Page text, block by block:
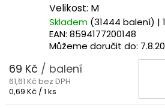
Velikost: M
Skladem (31444 balení) |
EAN: 8594177200148
Můžeme doručit do:
69 Kč / balení
61,61 Kč bez DPH
Měrná
cena:
0,69 Kč / 1 ks